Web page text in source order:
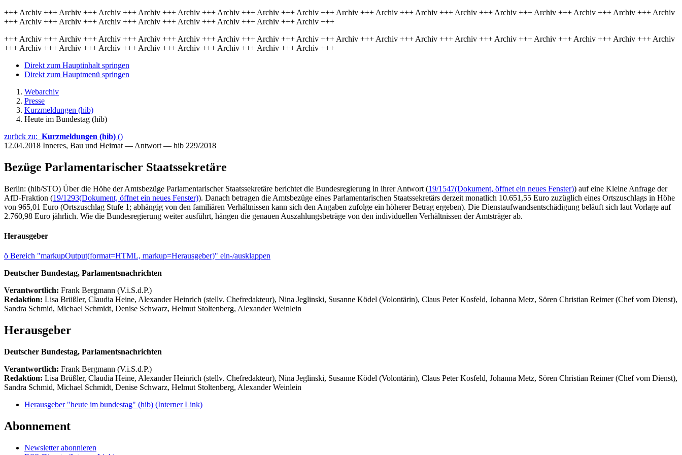
+++ Archiv +++ Archiv +++ Archiv +++ Archiv +++ Archiv +++ Archiv +++ Archiv +++ Archiv +++ Archiv +++ Archiv +++ Archiv +++ Archiv +++ Archiv +++ Archiv +++ Archiv +++ Archiv +++ Archiv
+++ Archiv +++ Archiv +++ Archiv +++ Archiv +++ Archiv +++ Archiv +++ Archiv +++ Archiv +++
+++ Archiv +++ Archiv +++ Archiv +++ Archiv +++ Archiv +++ Archiv +++ Archiv +++ Archiv +++ Archiv +++ Archiv +++ Archiv +++ Archiv +++ Archiv +++ Archiv +++ Archiv +++ Archiv +++ Archiv
+++ Archiv +++ Archiv +++ Archiv +++ Archiv +++ Archiv +++ Archiv +++ Archiv +++ Archiv +++
Direkt zum Hauptinhalt springen
Direkt zum Hauptmenü springen
Webarchiv
Presse
Kurzmeldungen (hib)
Heute im Bundestag (hib)
zurück zu: Kurzmeldungen (hib) ()
12.04.2018 Inneres, Bau und Heimat — Antwort — hib 229/2018
Bezüge Parlamentarischer Staatssekretäre
Berlin: (hib/STO) Über die Höhe der Amtsbezüge Parlamentarischer Staatssekretäre berichtet die Bundesregierung in ihrer Antwort (19/1547(Dokument, öffnet ein neues Fenster)) auf eine Kleine Anfrage der
AfD-Fraktion (19/1293(Dokument, öffnet ein neues Fenster)). Danach betragen die Amtsbezüge eines Parlamentarischen Staatssekretärs derzeit monatlich 10.651,55 Euro zuzüglich eines Ortszuschlags in Höhe
von 965,01 Euro (Ortszuschlag Stufe 1; abhängig von den familiären Verhältnissen kann sich den Angaben zufolge ein höherer Betrag ergeben). Die Dienstaufwandsentschädigung beläuft sich laut Vorlage auf
2.760,98 Euro jährlich. Wie die Bundesregierung weiter ausführt, hängen die genauen Auszahlungsbeträge von den individuellen Verhältnissen der Amtsträger ab.
Herausgeber
ö Bereich "markupOutput(format=HTML, markup=Herausgeber)" ein-/ausklappen
Deutscher Bundestag, Parlamentsnachrichten
Verantwortlich: Frank Bergmann (V.i.S.d.P.)
Redaktion: Lisa Brüßler, Claudia Heine, Alexander Heinrich (stellv. Chefredakteur), Nina Jeglinski, Susanne Ködel (Volontärin), Claus Peter Kosfeld, Johanna Metz, Sören Christian Reimer (Chef vom Dienst),
Sandra Schmid, Michael Schmidt, Denise Schwarz, Helmut Stoltenberg, Alexander Weinlein
Herausgeber
Deutscher Bundestag, Parlamentsnachrichten
Verantwortlich: Frank Bergmann (V.i.S.d.P.)
Redaktion: Lisa Brüßler, Claudia Heine, Alexander Heinrich (stellv. Chefredakteur), Nina Jeglinski, Susanne Ködel (Volontärin), Claus Peter Kosfeld, Johanna Metz, Sören Christian Reimer (Chef vom Dienst),
Sandra Schmid, Michael Schmidt, Denise Schwarz, Helmut Stoltenberg, Alexander Weinlein
Herausgeber "heute im bundestag" (hib) (Interner Link)
Abonnement
Newsletter abonnieren